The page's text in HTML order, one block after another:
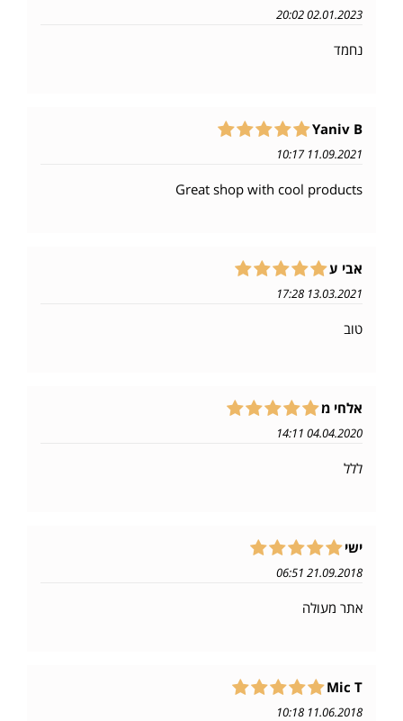
02.01.2023 20:02
נחמד
Yaniv B
11.09.2021 10:17
Great shop with cool products
אבי ע
13.03.2021 17:28
טוב
אלחי מ
04.04.2020 14:11
ללל
ישי
21.09.2018 06:51
אתר מעולה
Mic T
11.06.2018 10:18